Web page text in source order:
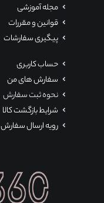
مجله آموزشی
قوانین و مقررات
پیگیری سفارشات
حساب کاربری
سفارش های من
نحوه ثبت سفارش
شرایط بازگشت کالا
رویه ارسال سفارش